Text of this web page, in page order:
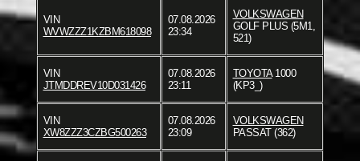
VIN
WVWZZZ1KZBM618098
07.08.2026
23:34
VOLKSWAGEN
GOLF PLUS (5M1,
521)
VIN
JTMDDREV10D031426
07.08.2026
23:11
TOYOTA1000
(KP3_)
VIN
XW8ZZZ3CZBG500263
07.08.2026
23:09
VOLKSWAGEN
PASSAT (362)